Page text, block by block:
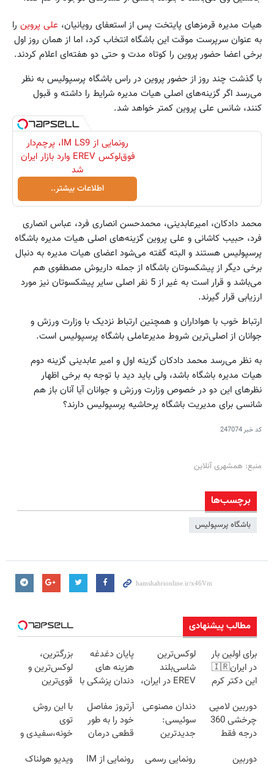
هیات مدیره قرمز‌های پایتخت پس از استعفای رویانیان، علی پروین را
به عنوان سرپرست موقت این باشگاه انتخاب کرد، اما از همان روز اول
برخی اعضا حضور پروین را کوتاه مدت و حتی دو هفته‌ای اعلام کردند.
با گذشت چند روز از حضور پروین در راس باشگاه پرسپولیس به نظر
می‌رسد اگر گزینه‌های اصلی هیات مدیره شرایط را داشته و قبول
کنند، شانس علی پروین کمتر خواهد شد.
رونمایی از IM LS9، پرچم‌دار
فوق‌لوکس EREV وارد بازار ایران
شد
اطلاعات بیشتر..
محمد دادکان، امیرعابدینی، محمدحسن انصاری فرد، عباس انصاری
فرد، حبیب کاشانی و علی پروین گزینه‌های اصلی هیات مدیره باشگاه
پرسپولیس هستند و البته گفته می‌شود اعضای هیات مدیره به دنبال
برخی دیگر از پیشکسوتان باشگاه از جمله داریوش مصطفوی هم
می‌باشد و قرار است به غیر از 5 نفر اصلی سایر پیشکسوتان نیز مورد
ارزیابی قرار گیرند.
ارتباط خوب با هواداران و همچنین ارتباط نزدیک با وزارت ورزش و
جوانان از اصلی‌ترین شروط مدیرعاملی باشگاه پرسپولیس است.
به نظر می‌رسد محمد دادکان گزینه اول و امیر عابدینی گزینه دوم
هیات مدیره باشگاه باشد، ولی باید دید با توجه به برخی اظهار
نظر‌های این دو در خصوص وزارت ورزش و جوانان آیا آنان باز هم
شانسی برای مدیریت باشگاه پرحاشیه پرسپولیس دارند؟
کد خبر247074
منبع: همشهری آنلاین
برچسب‌ها
باشگاه پرسپولیس
مطالب پیشنهادی
برای اولین بار
در ایران🇮🇷
این دکتر کرم
روزه ساخت!
لوکس‌ترین
شاسی‌بلند
EREV در ایران،
موتور رونمایی
شد!
پایان دغدغه
هزینه های
دندان پزشکی با
کننده خانگی
بزرگترین،
لوکس‌ترین و
قوی‌ترین
EREV در در
ایران رونمایی
شد
دوربین لامپی
چرخشی 360
درجه فقط
🔥 پرداخت
دندان مصنوعی
سوئیسی:
جدیدترین
سبک و مقاوم |
آرتروز مفاصل
خود را به طور
قطعی درمان
◗پرسش‌نامه◖
با این روش
توی
خونه،سفیدی و
برگردون
دوربین
رونمایی رسمی
رونمایی از IM
ویدیو هولناک